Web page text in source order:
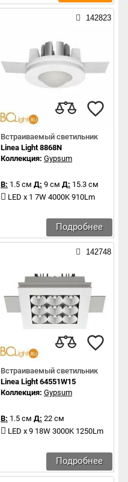
142823
Встраиваемый светильник
Linea Light 8868N
Коллекция: Gypsum
В: 1.5 см Д: 9 см Д: 15.3 см
LED x 1 7W 4000K 910Lm
Подробнее
142748
Встраиваемый светильник
Linea Light 64551W15
Коллекция: Gypsum
В: 1.5 см Д: 22 см
LED x 9 18W 3000K 1250Lm
Подробнее